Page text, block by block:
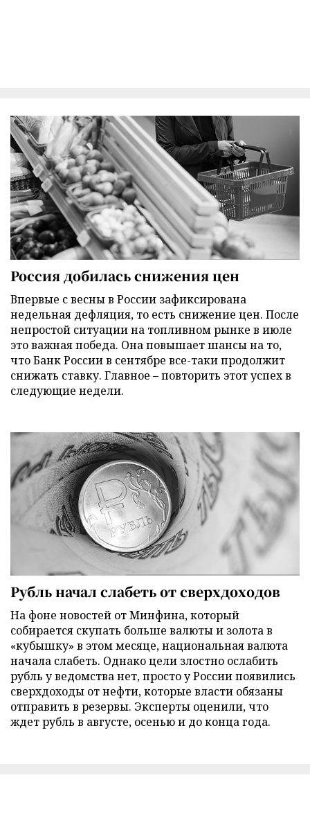
Россия добилась снижения цен
Впервые с весны в России зафиксирована
недельная дефляция, то есть снижение цен. После
непростой ситуации на топливном рынке в июле
это важная победа. Она повышает шансы на то,
что Банк России в сентябре все-таки продолжит
снижать ставку. Главное – повторить этот успех в
следующие недели.
Рубль начал слабеть от сверхдоходов
На фоне новостей от Минфина, который
собирается скупать больше валюты и золота в
«кубышку» в этом месяце, национальная валюта
начала слабеть. Однако цели злостно ослабить
рубль у ведомства нет, просто у России появились
сверхдоходы от нефти, которые власти обязаны
отправить в резервы. Эксперты оценили, что
ждет рубль в августе, осенью и до конца года.